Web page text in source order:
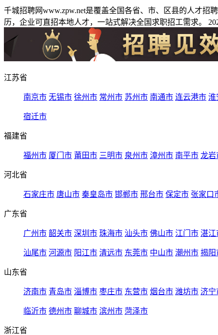
千城招聘网www.zpw.net是覆盖全国各省、市、区县的人才
历，企业可直招本地人才，一站式解决全国求职招工需求。
江苏省
南京市 无锡市 徐州市 常州市 苏州市 南通市 连云港市 淮
宿迁市
福建省
福州市 厦门市 莆田市 三明市 泉州市 漳州市 南平市 龙岩
河北省
石家庄市 唐山市 秦皇岛市 邯郸市 邢台市 保定市 张家口
广东省
广州市 韶关市 深圳市 珠海市 汕头市 佛山市 江门市 湛江
汕尾市 河源市 阳江市 清远市 东莞市 中山市 潮州市 揭阳
山东省
济南市 青岛市 淄博市 枣庄市 东营市 烟台市 潍坊市 济宁
临沂市 德州市 聊城市 滨州市 菏泽市
浙江省